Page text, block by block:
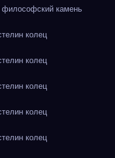
камень
колец
колец
колец
колец
колец